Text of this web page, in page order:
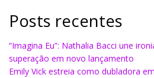
Posts recentes
“Imagina Eu”: Nathalia Bacci une
superação em novo lançamento
Emily Vick estreia como dubladora